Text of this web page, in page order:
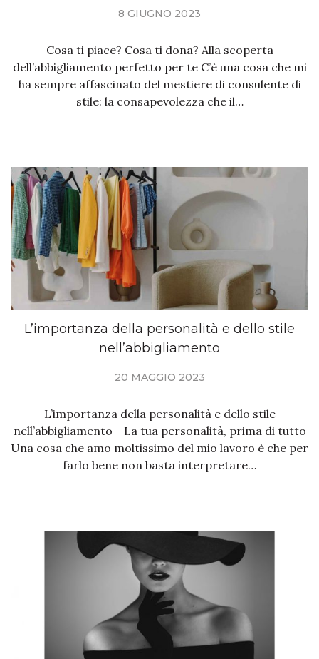
8 GIUGNO 2023
Cosa ti piace? Cosa ti dona? Alla scoperta
dell’abbigliamento perfetto per te C’è una cosa che mi
ha sempre affascinato del mestiere di consulente di
stile: la consapevolezza che il…
L’importanza della personalità e dello stile
nell’abbigliamento
20 MAGGIO 2023
L’importanza della personalità e dello stile
nell’abbigliamento La tua personalità, prima di tutto
Una cosa che amo moltissimo del mio lavoro è che per
farlo bene non basta interpretare…